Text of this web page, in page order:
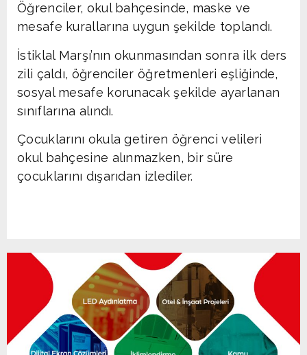
Öğrenciler, okul bahçesinde, maske ve
mesafe kurallarına uygun şekilde toplandı.
İstiklal Marşı’nın okunmasından sonra ilk ders
zili çaldı, öğrenciler öğretmenleri eşliğinde,
sosyal mesafe korunacak şekilde ayarlanan
sınıflarına alındı.
Çocuklarını okula getiren öğrenci velileri
okul bahçesine alınmazken, bir süre
çocuklarını dışarıdan izlediler.